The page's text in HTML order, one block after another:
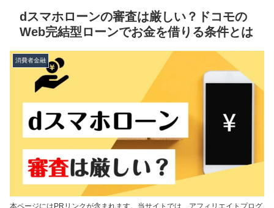
dスマホローンの審査は厳しい？ドコモの
Web完結型ローンでお金を借りる条件とは
消費者金融